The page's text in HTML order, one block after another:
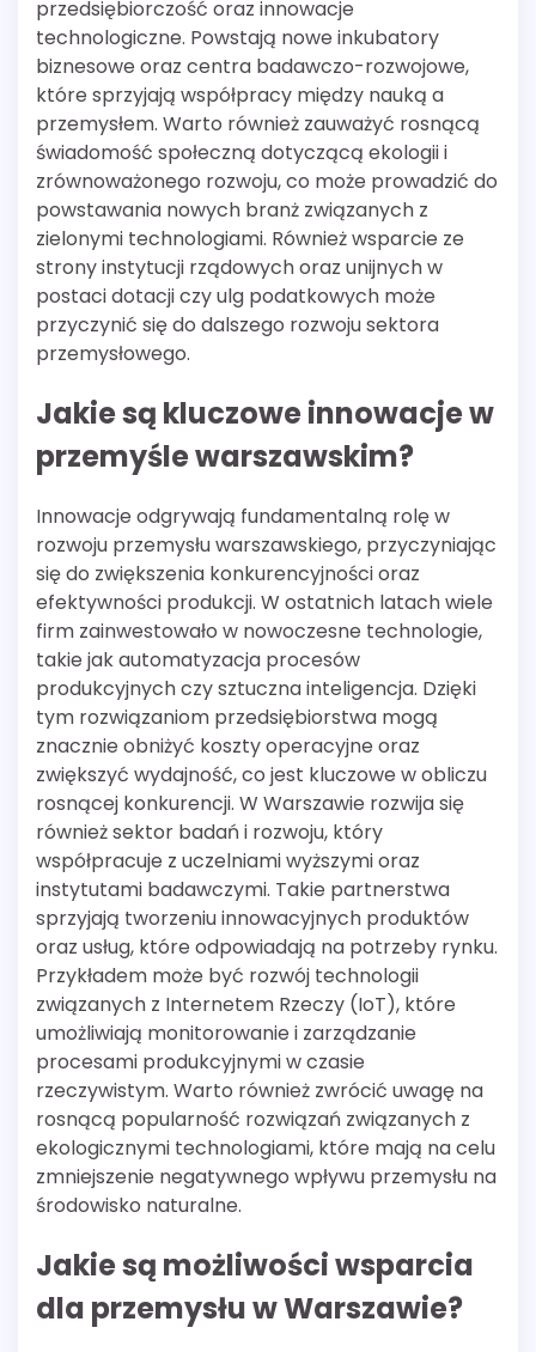
przedsiębiorczość oraz innowacje
technologiczne. Powstają nowe inkubatory
biznesowe oraz centra badawczo-rozwojowe,
które sprzyjają współpracy między nauką a
przemysłem. Warto również zauważyć rosnącą
świadomość społeczną dotyczącą ekologii i
zrównoważonego rozwoju, co może prowadzić do
powstawania nowych branż związanych z
zielonymi technologiami. Również wsparcie ze
strony instytucji rządowych oraz unijnych w
postaci dotacji czy ulg podatkowych może
przyczynić się do dalszego rozwoju sektora
przemysłowego.
Jakie są kluczowe innowacje w
przemyśle warszawskim?
Innowacje odgrywają fundamentalną rolę w
rozwoju przemysłu warszawskiego, przyczyniając
się do zwiększenia konkurencyjności oraz
efektywności produkcji. W ostatnich latach wiele
firm zainwestowało w nowoczesne technologie,
takie jak automatyzacja procesów
produkcyjnych czy sztuczna inteligencja. Dzięki
tym rozwiązaniom przedsiębiorstwa mogą
znacznie obniżyć koszty operacyjne oraz
zwiększyć wydajność, co jest kluczowe w obliczu
rosnącej konkurencji. W Warszawie rozwija się
również sektor badań i rozwoju, który
współpracuje z uczelniami wyższymi oraz
instytutami badawczymi. Takie partnerstwa
sprzyjają tworzeniu innowacyjnych produktów
oraz usług, które odpowiadają na potrzeby rynku.
Przykładem może być rozwój technologii
związanych z Internetem Rzeczy (IoT), które
umożliwiają monitorowanie i zarządzanie
procesami produkcyjnymi w czasie
rzeczywistym. Warto również zwrócić uwagę na
rosnącą popularność rozwiązań związanych z
ekologicznymi technologiami, które mają na celu
zmniejszenie negatywnego wpływu przemysłu na
środowisko naturalne.
Jakie są możliwości wsparcia
dla przemysłu w Warszawie?